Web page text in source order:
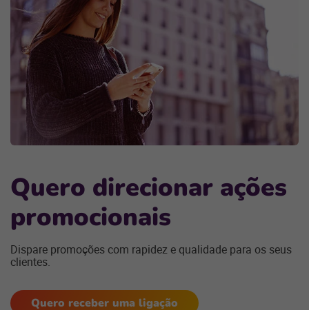
Quero direcionar ações
promocionais
Dispare promoções com rapidez e qualidade para os seus
clientes.
Quero receber uma ligação